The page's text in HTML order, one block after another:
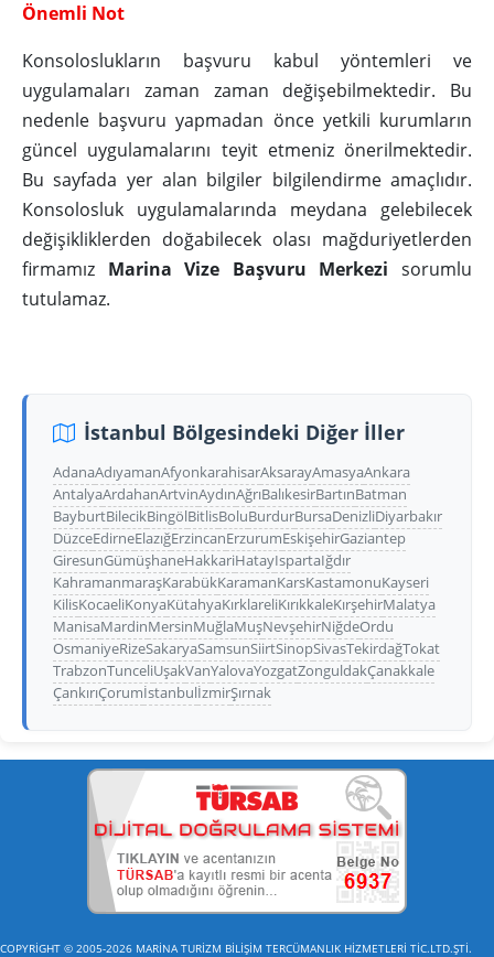
Önemli Not
Konsoloslukların başvuru kabul yöntemleri ve
uygulamaları zaman zaman değişebilmektedir. Bu
nedenle başvuru yapmadan önce yetkili kurumların
güncel uygulamalarını teyit etmeniz önerilmektedir.
Bu sayfada yer alan bilgiler bilgilendirme amaçlıdır.
Konsolosluk uygulamalarında meydana gelebilecek
değişikliklerden doğabilecek olası mağduriyetlerden
firmamız Marina Vize Başvuru Merkezi sorumlu
tutulamaz.
İstanbul Bölgesindeki Diğer İller
AdanaAdıyamanAfyonkarahisarAksarayAmasyaAnkara
AntalyaArdahanArtvinAydınAğrıBalıkesirBartınBatman
BayburtBilecikBingölBitlisBoluBurdurBursaDenizliDiyarbakır
DüzceEdirneElazığErzincanErzurumEskişehirGaziantep
GiresunGümüşhaneHakkariHatayIspartaIğdır
KahramanmaraşKarabükKaramanKarsKastamonuKayseri
KilisKocaeliKonyaKütahyaKırklareliKırıkkaleKırşehirMalatya
ManisaMardinMersinMuğlaMuşNevşehirNiğdeOrdu
OsmaniyeRizeSakaryaSamsunSiirtSinopSivasTekirdağTokat
TrabzonTunceliUşakVanYalovaYozgatZonguldakÇanakkale
ÇankırıÇorumİstanbulİzmirŞırnak
COPYRİGHT © 2005-2026 MARİNA TURİZM BİLİŞİM TERCÜMANLIK HİZMETLERİ TİC.LTD.ŞTİ.